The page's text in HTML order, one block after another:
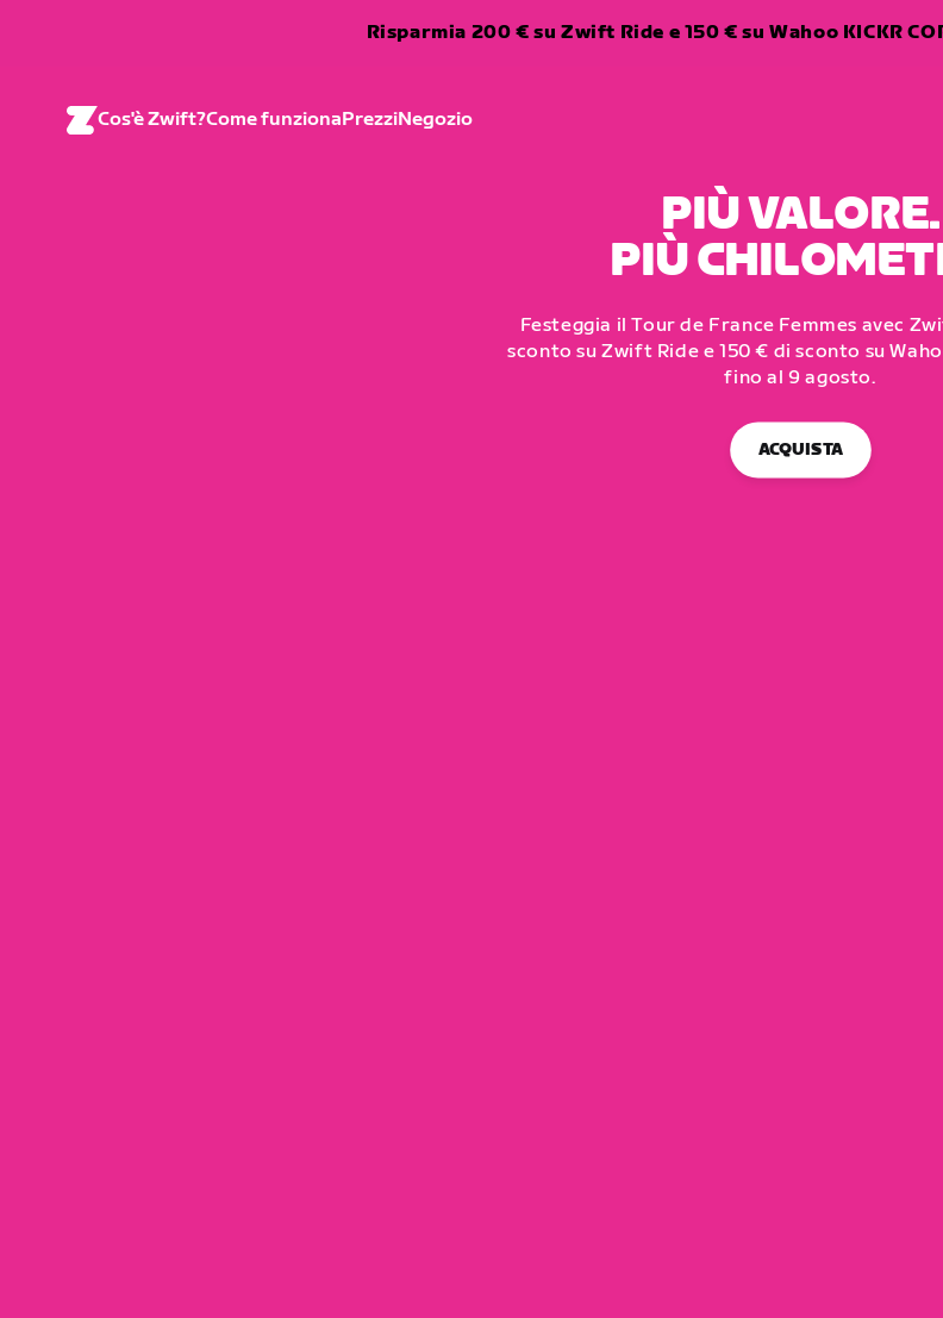
Risparmia 200 € su Zwift Ride e 150 € su Wahoo KICKR
Cos'è Zwift?Come funzionaPrezziNegozio
PIÙ VALORE.
PIÙ
Festeggia il Tour de France Femmes avec
sconto su Zwift Ride e 150 € di sconto su
fino al 9 agosto.
ACQUISTA